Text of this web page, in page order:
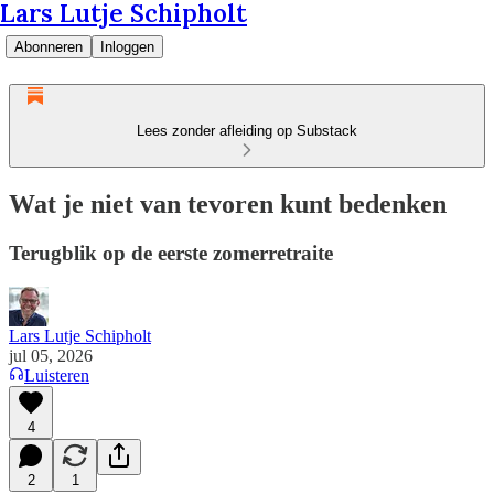
Lars Lutje Schipholt
Abonneren Inloggen
Lees zonder afleiding op Substack
Wat je niet van tevoren kunt bedenken
Terugblik op de eerste zomerretraite
Lars Lutje Schipholt
jul 05, 2026
Luisteren
4
2 1